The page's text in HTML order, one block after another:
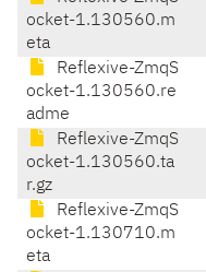
ocket-1.130560.m
eta
Reflexive-ZmqS
ocket-1.130560.re
adme
Reflexive-ZmqS
ocket-1.130560.ta
r.gz
Reflexive-ZmqS
ocket-1.130710.m
eta